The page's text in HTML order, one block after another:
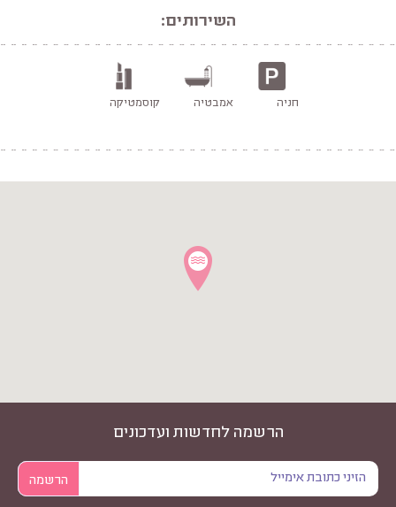
השירותים:
חניה אמבטיה קוסמטיקה
הרשמה לחדשות ועדכונים